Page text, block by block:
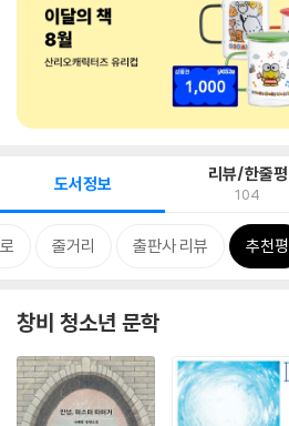
도서정보 리뷰/한줄평
104
줄거리 출판사 리뷰 추천평
창비 청소년 문학